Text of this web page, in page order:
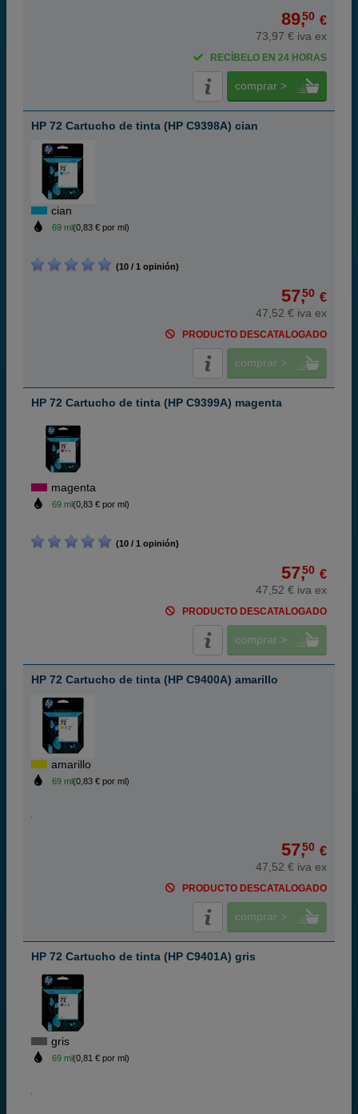
89,50 €
73,97 € iva ex
RECÍBELO EN 24 HORAS
comprar >
HP 72 Cartucho de tinta (HP C9398A) cian
cian
69 ml(0,83 € por ml)
(10 / 1 opinión)
57,50 €
47,52 € iva ex
PRODUCTO DESCATALOGADO
comprar >
HP 72 Cartucho de tinta (HP C9399A) magenta
magenta
69 ml(0,83 € por ml)
(10 / 1 opinión)
57,50 €
47,52 € iva ex
PRODUCTO DESCATALOGADO
comprar >
HP 72 Cartucho de tinta (HP C9400A) amarillo
amarillo
69 ml(0,83 € por ml)
57,50 €
47,52 € iva ex
PRODUCTO DESCATALOGADO
comprar >
HP 72 Cartucho de tinta (HP C9401A) gris
gris
69 ml(0,81 € por ml)